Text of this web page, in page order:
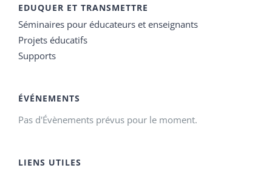
EDUQUER ET TRANSMETTRE
Séminaires pour éducateurs et enseignants
Projets éducatifs
Supports
ÉVÉNEMENTS
Pas d'Évènements prévus pour le moment.
LIENS UTILES